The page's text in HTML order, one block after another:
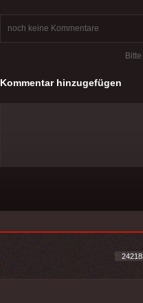
noch keine Kommentare
Kommentar hinzugefügen